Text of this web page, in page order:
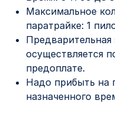
Максимальное
паратрайке: 1
Предварительная
осуществляется
предоплате.
Надо прибыть на
назначенного